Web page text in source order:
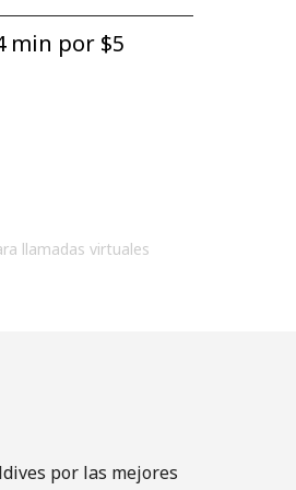
min por ⁦$5⁩
llamadas virtuales
por las mejores